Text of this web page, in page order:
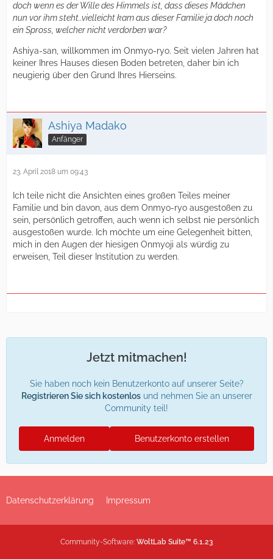
doch wenn es der Wille des Himmels ist, dass dieses Mädchen
nun vor ihm steht..vielleicht kam aus dieser Familie ja doch noch
ein Spross, welcher nicht verdorben war?
Ashiya-san, willkommen im Onmyo-ryo. Seit vielen Jahren hat
keiner Ihres Hauses diesen Boden betreten, daher bin ich
neugierig über den Grund Ihres Hierseins.
Ashiya Madako
Anfänger
23. April 2018 um 09:43
Ich teile nicht die Ansichten eines großen Teiles meiner
Familie und bin davon, aus dem Onmyo-ryo ausgestoßen zu
sein, persönlich getroffen, auch wenn ich selbst nie persönlich
ausgestoßen wurde. Ich möchte um eine Gelegenheit bitten,
mich in den Augen der hiesigen Onmyoji als würdig zu
erweisen, Teil dieser Institution zu werden.
Jetzt mitmachen!
Sie haben noch kein Benutzerkonto auf unserer Seite?
Registrieren Sie sich kostenlosund nehmen Sie an unserer
Community teil!
Benutzerkonto erstellen
Anmelden
Datenschutzerklärung Impressum
Community-Software: WoltLab Suite™ 6.1.23